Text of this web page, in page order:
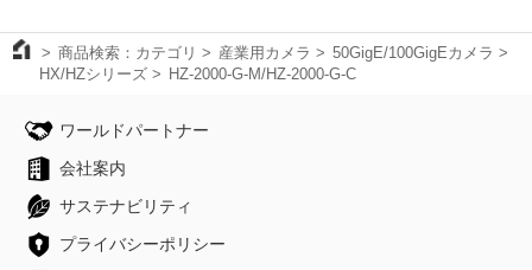
商品検索：カテゴリ 産業用カメラ
50GigE/100GigEカメラ
HX/HZシリーズ
HZ-2000-G-M/HZ-2000-G-C
ワールドパートナー
会社案内
サステナビリティ
プライバシーポリシー